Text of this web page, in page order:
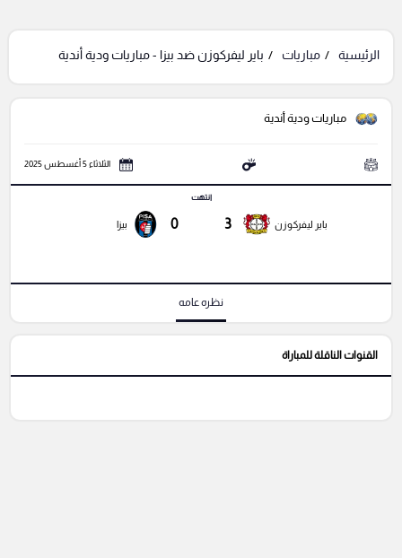
الرئيسية مباريات باير ليفركوزن ضد بيزا - مباريات ودية أندية
مباريات ودية أندية
الثلاثاء 5 أغسطس 2025
باير ليفركوزن 3
انتهت
0 بيزا
نظره عامه
القنوات الناقلة للمباراة